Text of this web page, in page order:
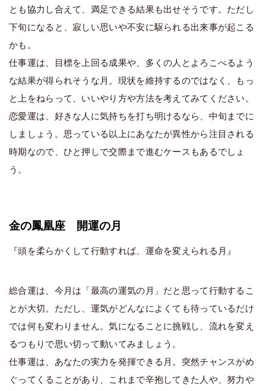
とも協力し合えて、満足できる結果も出せそうです。ただし
下旬になると、寂しい思いや不安に駆られる出来事が起こる
かも。
仕事運は、目標を上回る成果や、多くの人とよろこべるよう
な結果が得られそうな月。現状を維持するのではなく、もっ
と上をねらって、いいやり方や方法を考えてみてください。
恋愛運は、好きな人に気持ちを打ち明けるなら、中旬までに
しましょう。思っている以上にあなたが異性から注目される
時期なので、ひと押しで交際まで進むケースもあるでしょ
う。
金の鳳凰座 開運の月
『頭を柔らかくして行動すれば、運命を変えられる月』
総合運は、今月は「最高の運気の月」だと思って行動するこ
とが大切。ただし、運気がどんなによくても待っているだけ
では何も変わりません。気になることに挑戦し、流れを変え
るつもりで思い切って動いてみましょう。
仕事運は、あなたの実力を発揮できる月。突然チャンスがめ
ぐってくることがあり、これまで辛抱してきた人や、努力や